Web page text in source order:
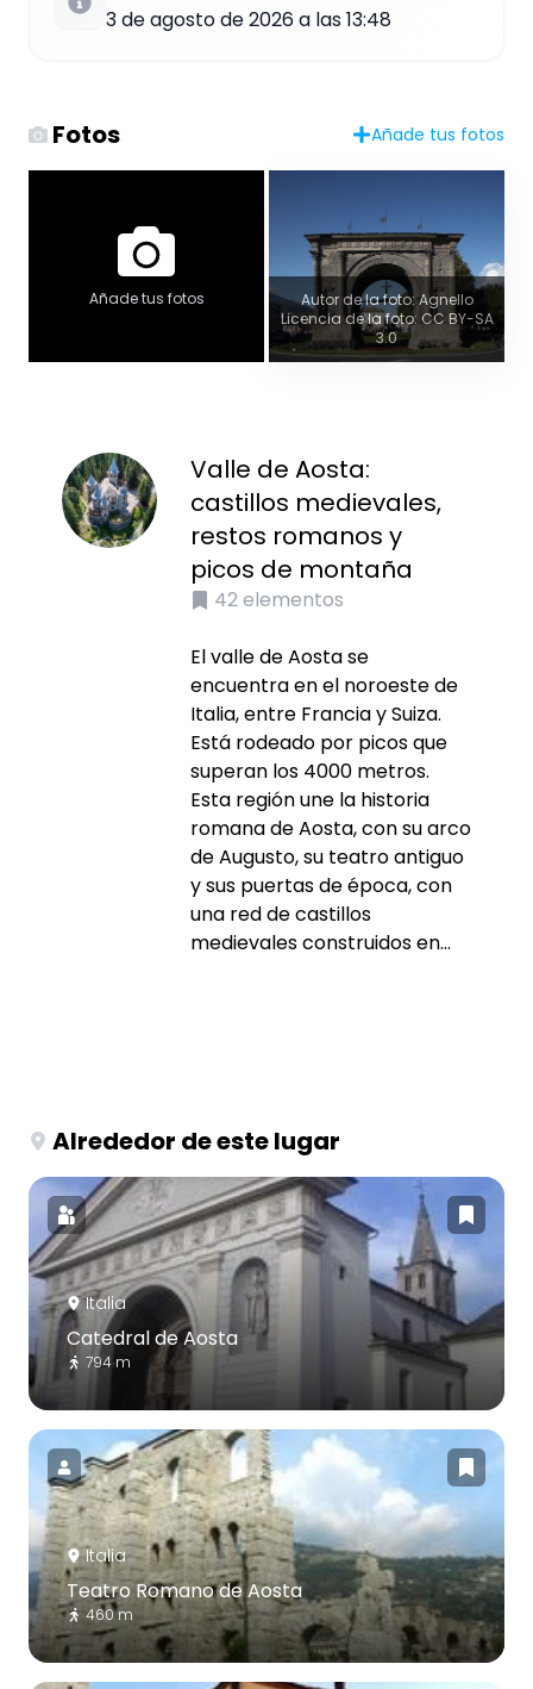
3 de agosto de 2026 a las 13:48
Fotos Añade tus fotos
Añade tus fotos
Autor de la foto: Agnello
Licencia de la foto: CC BY-SA
3.0
Valle de Aosta:
castillos medievales,
restos romanos y
picos de montaña
42elementos
El valle de Aosta se
encuentra en el noroeste de
Italia, entre Francia y Suiza.
Está rodeado por picos que
superan los 4000 metros.
Esta región une la historia
romana de Aosta, con su arco
de Augusto, su teatro antiguo
y sus puertas de época, con
una red de castillos
medievales construidos en...
Alrededor de este lugar
Italia
Catedral de Aosta
794 m
Italia
Teatro Romano de Aosta
460 m